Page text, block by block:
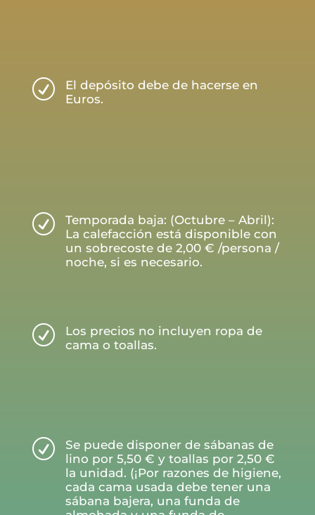
R
El depósito debe de hacerse en
Euros.
R
Temporada baja: (Octubre – Abril):
La calefacción está disponible con
un sobrecoste de 2,00 € /persona /
noche, si es necesario.
R
Los precios no incluyen ropa de
cama o toallas.
R
Se puede disponer de sábanas de
lino por 5,50 € y toallas por 2,50 €
la unidad. (¡Por razones de higiene,
cada cama usada debe tener una
sábana bajera, una funda de